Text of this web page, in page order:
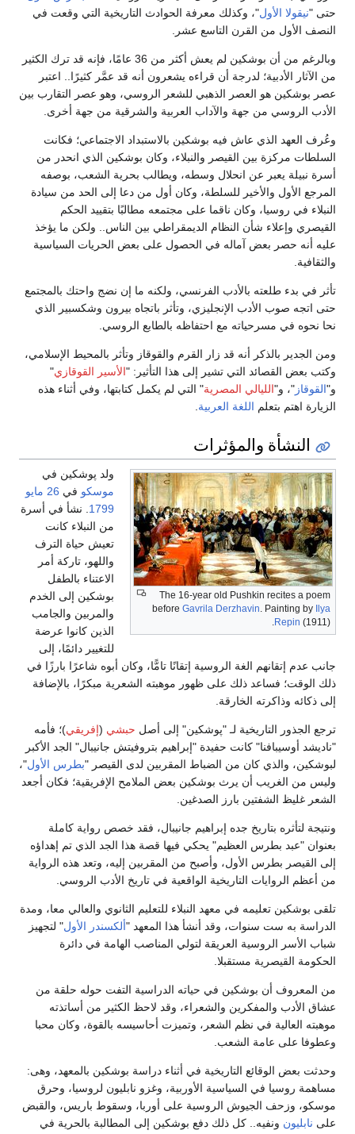
حتى "نيقولا الأول"، وكذلك معرفة الحوادث التاريخية التي وقعت في
النصف الأول من القرن التاسع عشر.
وبالرغم من أن بوشكين لم يعش أكثر من 36 عامًا، فإنه قد ترك الكثير
من الآثار الأدبية؛ لدرجة أن قراءه يشعرون أنه قد عمَّر كثيرًا.. اعتبر
عصر بوشكين هو العصر الذهبي للشعر الروسي، وهو عصر التقارب بين
الأدب الروسي من جهة والآداب العربية والشرقية من جهة أخرى.
وعُرف العهد الذي عاش فيه بوشكين بالاستبداد الاجتماعي؛ فكانت
السلطات مركزة بين القيصر والنبلاء، وكان بوشكين الذي انحدر من
أسرة نبيلة يعبر عن انحلال وسطه، ويطالب بحرية الشعب، بوصفه
المرجع الأول والأخير للسلطة، وكان أول من دعا إلى الحد من سيادة
النبلاء في روسيا، وكان ناقما على مجتمعه مطالبًا بتقييد الحكم
القيصري وإعلاء شأن النظام الديمقراطي بين الناس.. ولكن ما يؤخذ
عليه أنه حصر بعض آماله في الحصول على بعض الحريات السياسية
والثقافية.
تأثر في بدء طلعته بالأدب الفرنسي، ولكنه ما إن نضج واحتك بالمجتمع
حتى اتجه صوب الأدب الإنجليزي، وتأثر باتجاه بيرون وشكسبير الذي
نحا نحوه في مسرحياته مع احتفاظه بالطابع الروسي.
ومن الجدير بالذكر أنه قد زار القرم والقوقاز وتأثر بالمحيط الإسلامي،
وكتب بعض القصائد التي تشير إلى هذا التأثير: "الأسير القوقازي"
و"القوقاز "، و"الليالي المصرية" التي لم يكمل كتابتها، وفي أثناء هذه
الزيارة اهتم بتعلم اللغة العربية.
النشأة والمؤثرات
The 16-year old Pushkin recites a poem
before Gavrila Derzhavin. Painting by
Ilya
Repin (1911).
ولد پوشكين في
موسكو في 26 مايو
1799 . نشأ في أسرة
من النبلاء كانت
تعيش حياة الترف
واللهو، تاركة أمر
الاعتناء بالطفل
بوشكين إلى الخدم
والمربين والجامب
الذين كانوا عرضة
للتغيير دائمًا، إلى
جانب عدم إتقانهم الغة الروسية إتقانًا تامًّا، وكان أبوه شاعرًا بارزًا في
ذلك الوقت؛ فساعد ذلك على ظهور موهبته الشعرية مبكرًا، بالإضافة
إلى ذكائه وذاكرته الخارقة.
ترجع الجذور التاريخية لـ "پوشكين" إلى أصل حبشي (إفريقي)؛ فأمه
"ناديشد أوسيبافنا" كانت حفيدة "إبراهيم بتروفيتش جانيبال" الجد الأكبر
لبوشكين، والذي كان من الضباط المقربين لدى القيصر "بطرس الأول"،
وليس من الغريب أن يرث بوشكين بعض الملامح الإفريقية؛ فكان أجعد
الشعر غليظ الشفتين بارز الصدغين.
ونتيجة لتأثره بتاريخ جده إبراهيم جانيبال، فقد خصص رواية كاملة
بعنوان "عبد بطرس العظيم" يحكي فيها قصة هذا الجد الذي تم إهداؤه
إلى القيصر بطرس الأول، وأصبح من المقربين إليه، وتعد هذه الرواية
من أعظم الروايات التاريخية الواقعية في تاريخ الأدب الروسي.
تلقى بوشكين تعليمه في معهد النبلاء للتعليم الثانوي والعالي معا، ومدة
الدراسة به ست سنوات، وقد أنشأ هذا المعهد "ألكسندر الأول" لتجهيز
شباب الأسر الروسية العريقة لتولي المناصب الهامة في دائرة
الحكومة القيصرية مستقبلا.
من المعروف أن بوشكين في حياته الدراسية التفت حوله حلقة من
عشاق الأدب والمفكرين والشعراء، وقد لاحظ الكثير من أساتذته
موهبته العالية في نظم الشعر، وتميزت أحاسيسه بالقوة، وكان محبا
وعطوفا على عامة الشعب.
وحدثت بعض الوقائع التاريخية في أثناء دراسة بوشكين بالمعهد، وهى:
مساهمة روسيا في السياسية الأوربية، وغزو نابليون لروسيا، وحرق
موسكو، وزحف الجيوش الروسية على أوربا، وسقوط باريس، والقبض
على نابليون ونفيه.. كل ذلك دفع بوشكين إلى المطالبة بالحرية في